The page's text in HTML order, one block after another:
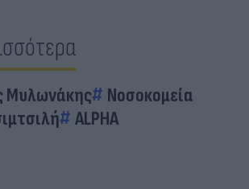
Μυλωνάκης
Νοσοκομεία
ALPHA